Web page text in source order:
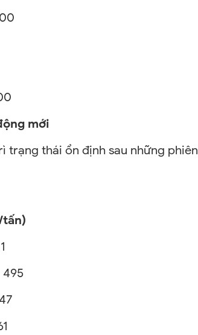
mới
trạng thái ổn định sau những phiên
495